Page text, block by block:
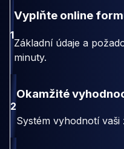
1
Vyplňte online
Základní údaje a
minuty.
2
Okamžité
Systém vyhodnotí vaši